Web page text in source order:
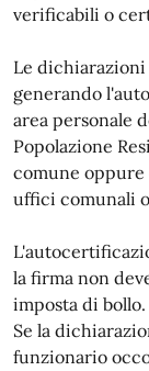
verificabili o
Le
generando
area personale
Popolazione
comune
uffici comunali
la firma non
imposta di bollo.
Se la
funzionario